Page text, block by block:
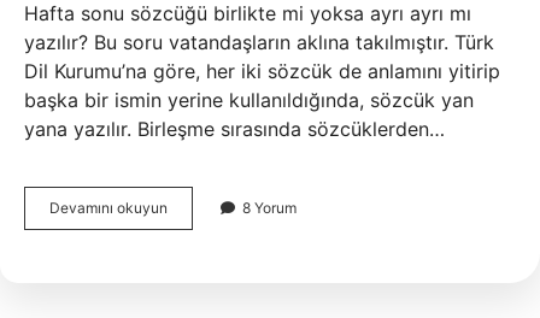
Hafta sonu sözcüğü birlikte mi yoksa ayrı ayrı mı
yazılır? Bu soru vatandaşların aklına takılmıştır. Türk
Dil Kurumu’na göre, her iki sözcük de anlamını yitirip
başka bir ismin yerine kullanıldığında, sözcük yan
yana yazılır. Birleşme sırasında sözcüklerden…
Devamını okuyun
Sonu
8 Yorum